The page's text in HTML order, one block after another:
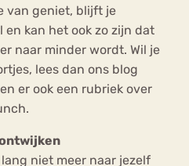
van geniet, blijft je
kan het ook zo zijn dat
naar minder wordt. Wil je
lees dan ons blog
er ook een rubriek over
niet meer naar jezelf